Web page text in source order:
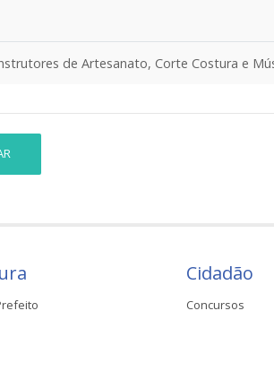
de Artesanato, Corte Costura e
Cidadão
Concursos